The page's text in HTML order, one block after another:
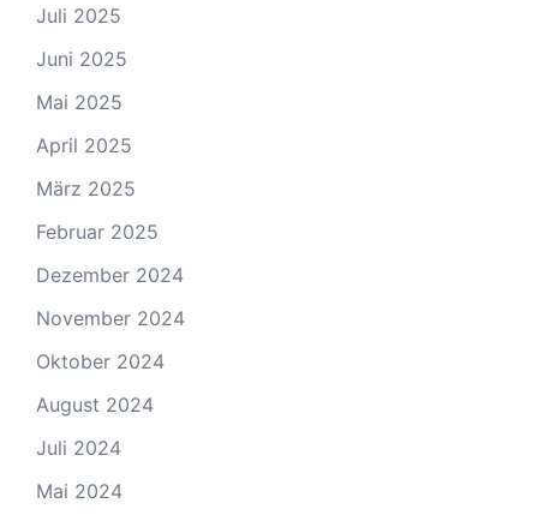
Juli 2025
Juni 2025
Mai 2025
April 2025
März 2025
Februar 2025
Dezember 2024
November 2024
Oktober 2024
August 2024
Juli 2024
Mai 2024